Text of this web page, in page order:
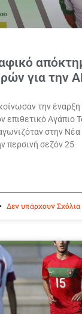
για την
την έναρξη
επιθετικό Αγάπιο
στην
περσινή σεζόν 25
Δεν υπάρχουν Σχόλια